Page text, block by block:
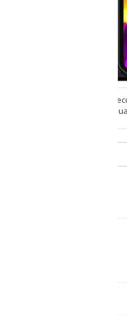
Blackview BV9900 Pro
térmica Flir 48Mpx 128GB